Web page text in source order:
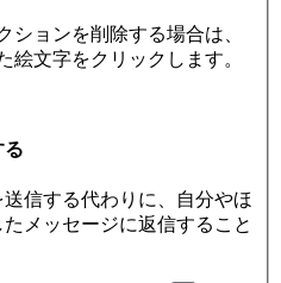
ションを削除する場合は、
絵文字をクリックします。
る
信する代わりに、自分やほ
メッセージに返信すること